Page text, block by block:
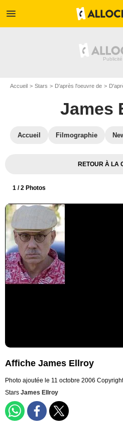
menu
Accueil Stars D'après l'oeuvre de
James
Accueil Filmographie
RETOUR À LA
1 / 2 Photos
Affiche James Ellroy
Photo ajoutée le 11 octobre 2006
Stars James Ellroy